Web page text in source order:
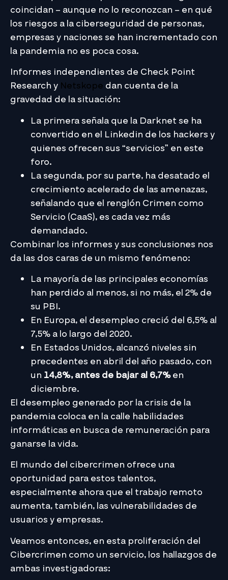
coincidan – aunque no lo reconozcan – en qué
los riesgos a la ciberseguridad de personas,
empresas y naciones se han incrementado con
la pandemia no es poca cosa.
Informes independientes de Check Point
Research y Netskope dan cuenta de la
gravedad de la situación:
La primera señala que la Darknet se ha
convertido en el Linkedin de los hackers y
quienes ofrecen sus “servicios” en este
foro.
La segunda, por su parte, ha desatado el
crecimiento acelerado de las amenazas,
señalando que el renglón Crimen como
Servicio (CaaS), es cada vez más
demandado.
Combinar los informes y sus conclusiones nos
da las dos caras de un mismo fenómeno:
La mayoría de las principales economías
han perdido al menos, si no más, el 2% de
su PBI.
En Europa, el desempleo creció del 6,5% al
7,5% a lo largo del 2020.
En Estados Unidos, alcanzó niveles sin
precedentes en abril del año pasado, con
un 14,8%, antes de bajar al 6,7%en
diciembre.
El desempleo generado por la crisis de la
pandemia coloca en la calle habilidades
informáticas en busca de remuneración para
ganarse la vida.
El mundo del cibercrimen ofrece una
oportunidad para estos talentos,
especialmente ahora que el trabajo remoto
aumenta, también, las vulnerabilidades de
usuarios y empresas.
Veamos entonces, en esta proliferación del
Cibercrimen como un servicio, los hallazgos de
ambas investigadoras: